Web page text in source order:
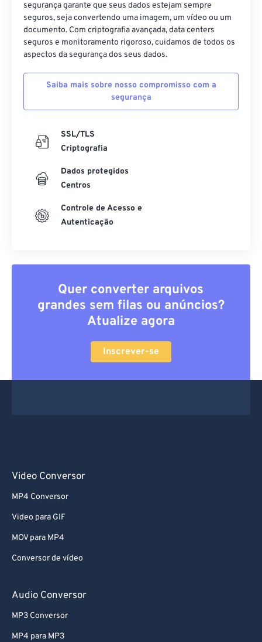
segurança garante que seus dados estejam sempre
seguros, seja convertendo uma imagem, um vídeo ou um
documento. Com criptografia avançada, data centers
seguros e monitoramento rigoroso, cuidamos de todos os
aspectos da segurança dos seus dados.
Saiba mais sobre nosso compromisso com a
segurança
SSL/TLS
Criptografia
Dados protegidos
Centros
Controle de Acesso e
Autenticação
Quer converter arquivos
grandes sem filas ou anúncios?
Atualize agora
Inscrever-se
Video Conversor
MP4 Conversor
Video para GIF
MOV para MP4
Conversor de vídeo
Audio Conversor
MP3 Conversor
MP4 para MP3